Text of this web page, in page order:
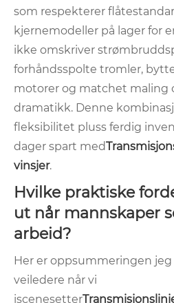
som respekterer
kjernemodeller på lager for
ikke omskriver
forhåndsspolte tromler,
motorer og matchet maling
dramatikk. Denne
fleksibilitet pluss ferdig
dager spart med
vinsjer.
Hvilke praktiske
ut når mannskaper
arbeid?
Her er oppsummeringen
veiledere når vi
iscenesetter